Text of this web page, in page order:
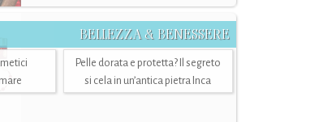
BELLEZZA & BENESSERE
Pelle dorata e protetta? Il segreto
si cela in un’antica pietra Inca